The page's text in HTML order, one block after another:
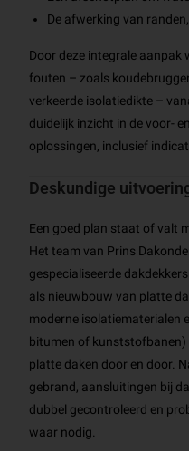
De afwerking van
Door deze integrale aanpak
fouten – zoals
verkeerde isolatiedikte –
duidelijk inzicht in de voor-
oplossingen, inclusief
Deskundige
Een goed plan staat of valt
Het team van Prins
gespecialiseerde
als nieuwbouw van platte
moderne isolatiematerialen
bitumen of kunststofbanen)
platte daken door en door.
gebrand, aansluitingen bij
dubbel gecontroleerd en
waar nodig.